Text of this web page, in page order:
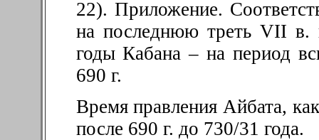
22). Приложение.
на последнюю треть VII в.
годы Кабана – на период
690 г.
Время правления Айбата,
после 690 г. до 730/31 года.